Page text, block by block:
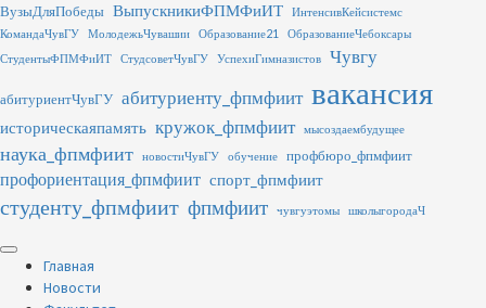
Перейти
к
содержимому
ВузыДляПобеды ВыпускникиФПМФиИТ
ИнтенсивКейсистемс
КомандаЧувГУ
МолодежьЧувашии Образование21
ОбразованиеЧебоксары
СтудентыФПМФиИТ
СтудсоветЧувГУ УспехиГимназистов Чувгу
абитуриентЧувГУ абитуриенту_фпмфиит вакансия
историческаяпамять кружок_фпмфиит мысоздаембудущее
наука_фпмфиит новостиЧувГУ обучение профбюро_фпмфиит
профориентация_фпмфиит спорт_фпмфиит
студенту_фпмфиит фпмфиит чувгуэтомы школыгородаЧ
Основное
меню
Главная
Новости